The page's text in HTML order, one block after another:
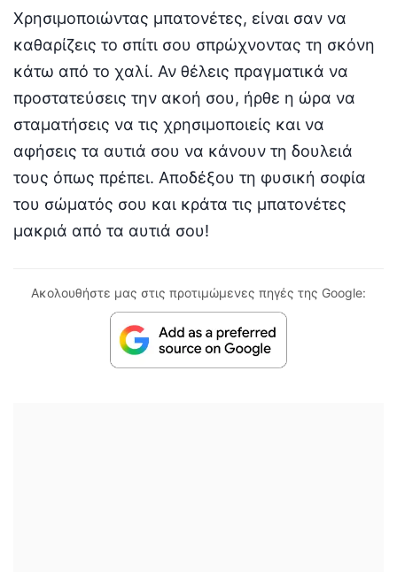
Χρησιμοποιώντας μπατονέτες, είναι σαν να
καθαρίζεις το σπίτι σου σπρώχνοντας τη σκόνη
κάτω από το χαλί. Αν θέλεις πραγματικά να
προστατεύσεις την ακοή σου, ήρθε η ώρα να
σταματήσεις να τις χρησιμοποιείς και να
αφήσεις τα αυτιά σου να κάνουν τη δουλειά
τους όπως πρέπει. Αποδέξου τη φυσική σοφία
του σώματός σου και κράτα τις μπατονέτες
μακριά από τα αυτιά σου!
Ακολουθήστε μας στις προτιμώμενες πηγές της Google: